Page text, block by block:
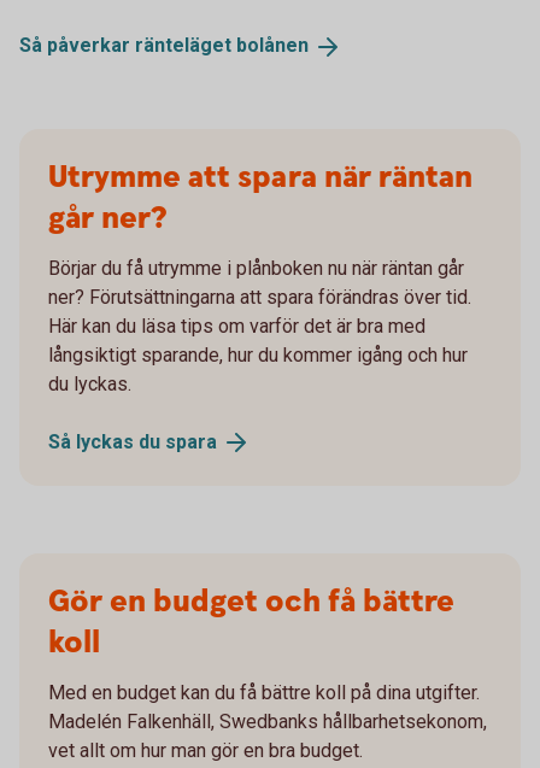
Så påverkar ränteläget bolånen
Utrymme att spara när räntan
går ner?
Börjar du få utrymme i plånboken nu när räntan går
ner? Förutsättningarna att spara förändras över tid.
Här kan du läsa tips om varför det är bra med
långsiktigt sparande, hur du kommer igång och hur
du lyckas.
Så lyckas du spara
Gör en budget och få bättre
koll
Med en budget kan du få bättre koll på dina utgifter.
Madelén Falkenhäll, Swedbanks hållbarhetsekonom,
vet allt om hur man gör en bra budget.